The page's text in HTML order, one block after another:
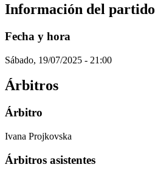
Información del partido
Fecha y hora
Sábado, 19/07/2025 - 21:00
Árbitros
Árbitro
Ivana Projkovska
Árbitros asistentes